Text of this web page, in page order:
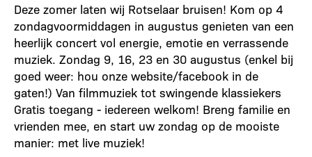
Deze zomer laten wij Rotselaar bruisen! Kom op 4
zondagvoormiddagen in augustus genieten van een
heerlijk concert vol energie, emotie en verrassende
muziek. Zondag 9, 16, 23 en 30 augustus (enkel bij
goed weer: hou onze website/facebook in de
gaten!) Van filmmuziek tot swingende klassiekers
Gratis toegang - iedereen welkom! Breng familie en
vrienden mee, en start uw zondag op de mooiste
manier: met live muziek!